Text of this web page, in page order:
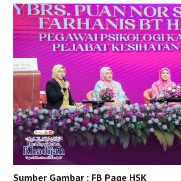
Sumber Gambar : FB Page HSK